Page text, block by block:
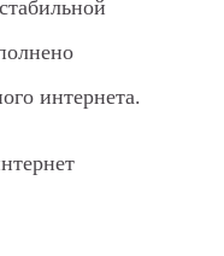
интернета.